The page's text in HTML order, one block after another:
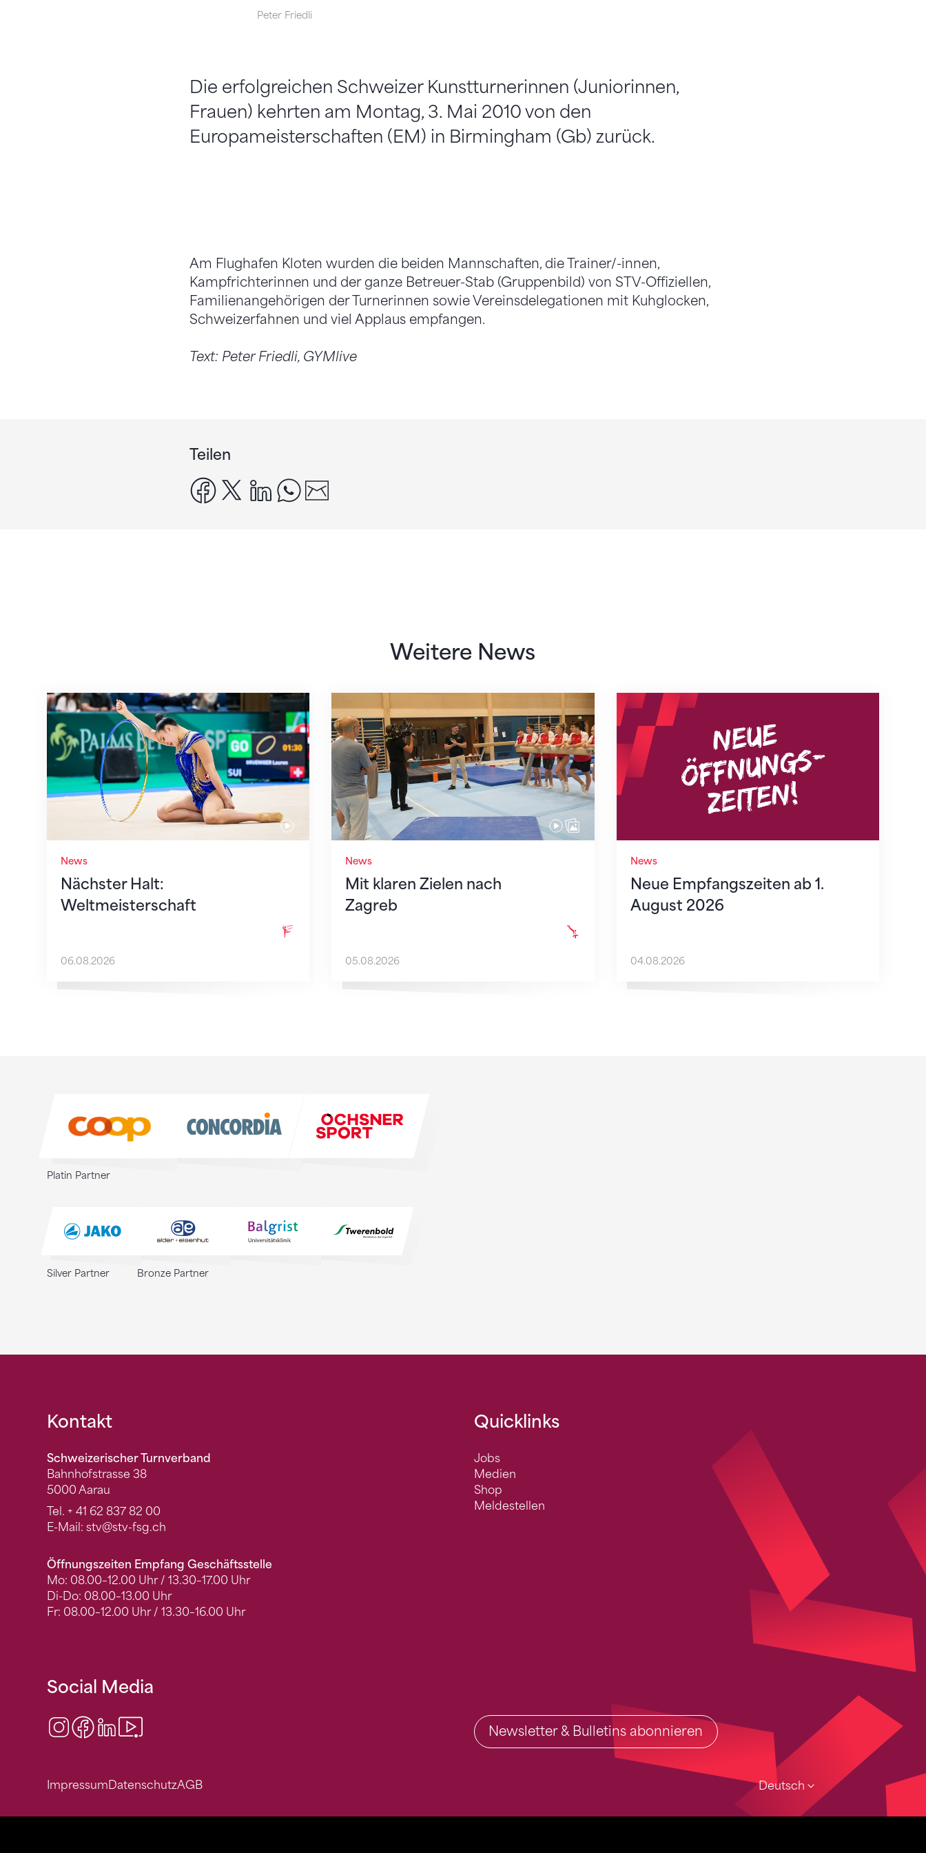
Peter Friedli
Die erfolgreichen Schweizer Kunstturnerinnen (Juniorinnen,
Frauen) kehrten am Montag, 3. Mai 2010 von den
Europameisterschaften (EM) in Birmingham (Gb) zurück.
Am Flughafen Kloten wurden die beiden Mannschaften, die Trainer/-innen,
Kampfrichterinnen und der ganze Betreuer-Stab (Gruppenbild) von STV-Offiziellen,
Familienangehörigen der Turnerinnen sowie Vereinsdelegationen mit Kuhglocken,
Schweizerfahnen und viel Applaus empfangen.
Text: Peter Friedli, GYMlive
Teilen
facebook
x linkedinwhatsapp
Weitere News
News
Nächster Halt:
Weltmeisterschaft
Nächster Halt: Weltmeisterschaft
06.08.2026
News
Mit klaren Zielen nach
Zagreb
Mit klaren Zielen nach Zagreb
05.08.2026
News
Neue Empfangszeiten ab 1.
August 2026
Neue Empfangszeiten ab 1. August 2026
04.08.2026
Platin Partner
Silver Partner Bronze Partner
Fusszeile
Kontakt
Schweizerischer Turnverband
Bahnhofstrasse 38
5000 Aarau
Tel. + 41 62 837 82 00
E-Mail: stv@stv-fsg.ch
Öffnungszeiten Empfang Geschäftsstelle
Mo: 08.00–12.00 Uhr / 13.30–17.00 Uhr
Di-Do: 08.00–13.00 Uhr
Fr: 08.00–12.00 Uhr / 13.30–16.00 Uhr
Quicklinks
Jobs
Medien
Shop
Meldestellen
Deutsch
Social Media
Instagram
Facebook
LinkedIn Newsletter & Bulletins abonnieren
ImpressumDatenschutzAGB